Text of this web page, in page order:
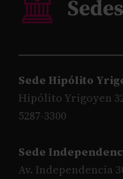
Sede Hipólito
Hipólito Yrigoyen
5287-3300
Sede
Av. Independencia